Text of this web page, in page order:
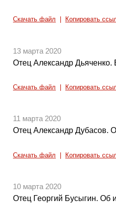
Скачать файл Копировать
13 марта 2020
Отец Александр Дьяченко.
Скачать файл Копировать
11 марта 2020
Отец Александр Дубасов.
Скачать файл Копировать
10 марта 2020
Отец Георгий Бусыгин. Об